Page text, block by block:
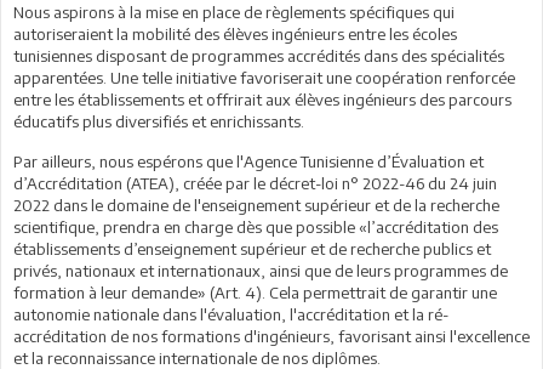
Nous aspirons à la mise en place de règlements spécifiques qui
autoriseraient la mobilité des élèves ingénieurs entre les écoles
tunisiennes disposant de programmes accrédités dans des spécialités
apparentées. Une telle initiative favoriserait une coopération renforcée
entre les établissements et offrirait aux élèves ingénieurs des parcours
éducatifs plus diversifiés et enrichissants.
Par ailleurs, nous espérons que l'Agence Tunisienne d’Évaluation et
d’Accréditation (ATEA), créée par le décret-loi n° 2022-46 du 24 juin
2022 dans le domaine de l'enseignement supérieur et de la recherche
scientifique, prendra en charge dès que possible «l’accréditation des
établissements d’enseignement supérieur et de recherche publics et
privés, nationaux et internationaux, ainsi que de leurs programmes de
formation à leur demande» (Art. 4). Cela permettrait de garantir une
autonomie nationale dans l'évaluation, l'accréditation et la ré-
accréditation de nos formations d'ingénieurs, favorisant ainsi l'excellence
et la reconnaissance internationale de nos diplômes.